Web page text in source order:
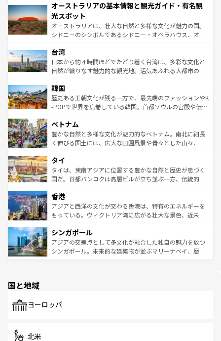
部のニューオーリンズでは、音楽と美食が融合した独特の
文化が魅力。旅行者はアメリカの各地域で異なる魅力を楽
しみながら、その多様性と豊かな歴史を感じることができ
るだろう。車でのロードトリップや列車の旅も、アメリカ
情報は
ワイ島は見逃せない。また、定番の観光地といえばオアフ
島だが、静かな自然を求めるならマウイ島やカウアイ島が
おすすめ。エメラルドグリーンに輝く海をはじめ、豊かな
文化や歴史が息づいている。「アロハスピリット」と呼ば
人々、おいしいローカルフードやハワイアンミュージッ
ク、伝統的なフラダンスなど、すべてがハワイの魅力を彩
っている。訪れるたびに新しい発見と感動が待っているハ
はコンテンツ一覧
オーストラリアの基本情報と観光ガイド・有名観
光スポット
オーストラリアは、壮大な自然と多様な文化が魅力の国。
シドニーのシンボルであるシドニー・オペラハウス、オー
リアリーフや大陸中央部にそびえるウルル（エアーズロッ
ク）、タスマニアの美しい原生林やケアンズの熱帯雨林な
ど、見どころがたくさん。また、カフェやワイン、オージ
いる。アクティビティも充実しており、サーフィンやダイ
ビング、ハイキングなど、アウトドア好きにはたまらな
い。オーストラリアの多彩な魅力を存分に味わいつくそ
参照してほしい。
台湾
日本から約４時間ほどでたどり着く台湾は、多彩な文化と
自然が織りなす魅力的な観光地。活気あふれる大都市の台
ン）、静ひつな山岳地帯である台湾東部など、都市の喧騒
と山間の静けさが共存しており、訪れる人に新しい発見と
驚きをもたらしてくれる。また、奥深い台湾の食文化も魅
容にもいいと評判のスイーツなど、バラエティ豊かな料理
が味わえる。 なお、新着の台湾情報は コンテンツ一覧を参
照してほしい。
韓国
歴史ある王朝文化が残る一方で、最先端のファッションやK
-POPで世界を席巻している韓国。首都ソウルの宮殿や伝統
き、地方に足を延ばせば四季折々の自然美を楽しむことが
できる。そして、キムチや焼肉、絶品のストリートフード
まで、さまざまな韓国料理が待っている。夜には、韓国な
リティに包まれながら、韓国の多彩な魅力を心ゆくまで味
わってみてほしい。 なお、新着の韓国情報はコンテンツ一
覧を参照してほしい。
ベトナム
豊かな自然と多様な文化が魅力的なベトナム。南北に細長
く伸びる国土には、広大な田園風景や青々とした山々、世
急速な発展と共に伝統が息づく。ハノイの古い町並みやホ
ーチミン市のフランス統治時代の建物も、独特の雰囲気を
醸し出している。また、バラエティの豊かさとおいしさで
とつ。フォーやバインミー、ベトナムコーヒーなどは、ぜ
ひ現地で味わいたい。どの地域を訪れてもあたたかい人々
が旅行者を迎えてくれるので、きっと忘れられない旅にな
参照してほしい。
タイ
タイは、東南アジアに位置する豊かな自然と歴史が息づく
国だ。首都バンコクは高層ビルが立ち並ぶ一方、伝統的な
の活気が交差している。北部ではチェンマイなどの山岳地
帯で自然と触れ合い、南部ではプーケットやクラビの美し
いビーチでリゾート気分を楽しむことができる。タイ料理
激する。気候は一年中温暖で、どの季節にも異なる楽しみ
が待っている。親しみやすいタイの人々、仏教を中心とし
た文化、そして多様な観光資源が、訪れる旅人を魅了し続
香港
アジアと西洋の文化が交わる香港は、特有のエネルギーを
もっている。ヴィクトリア湾に広がる壮大な景色、近未来
み、どこを訪れても感動するはず。観光スポットが密集し
ており、効率よく見どころを回れるのも魅力。息をのむよ
うな絶景から文化的な体験まで、香港を存分に楽しみ尽く
シンガポール
アジアの交差点として多文化が融合した独自の魅力を放つ
シンガポール。未来的な建築物が並ぶマリーナベイ、歴史
で、ホーカーズは地元の風情を楽しめる外せないスポット
国と地域
ヨーロッパ
北米